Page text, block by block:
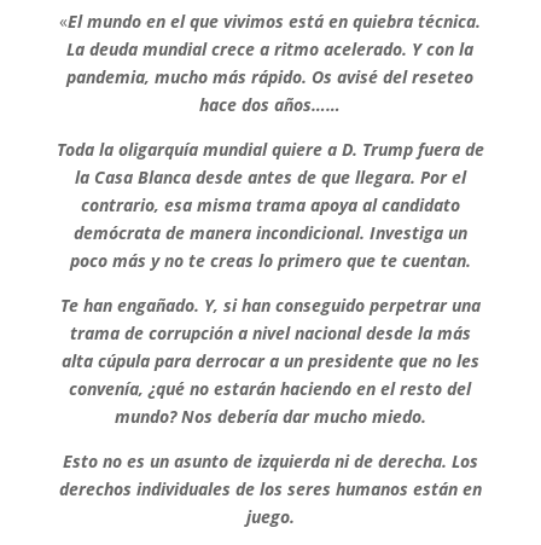
«El mundo en el que vivimos está en quiebra técnica.
La deuda mundial crece a ritmo acelerado. Y con la
pandemia, mucho más rápido. Os avisé del reseteo
hace dos años……
Toda la oligarquía mundial quiere a D. Trump fuera de
la Casa Blanca desde antes de que llegara. Por el
contrario, esa misma trama apoya al candidato
demócrata de manera incondicional. Investiga un
poco más y no te creas lo primero que te cuentan.
Te han engañado. Y, si han conseguido perpetrar una
trama de corrupción a nivel nacional desde la más
alta cúpula para derrocar a un presidente que no les
convenía, ¿qué no estarán haciendo en el resto del
mundo? Nos debería dar mucho miedo.
Esto no es un asunto de izquierda ni de derecha. Los
derechos individuales de los seres humanos están en
juego.